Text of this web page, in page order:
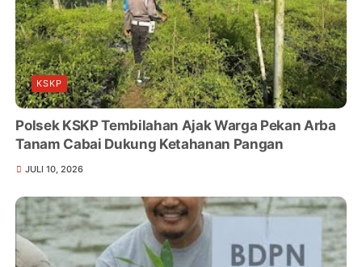
KSKP
Polsek KSKP Tembilahan Ajak Warga Pekan Arba
Tanam Cabai Dukung Ketahanan Pangan
JULI 10, 2026